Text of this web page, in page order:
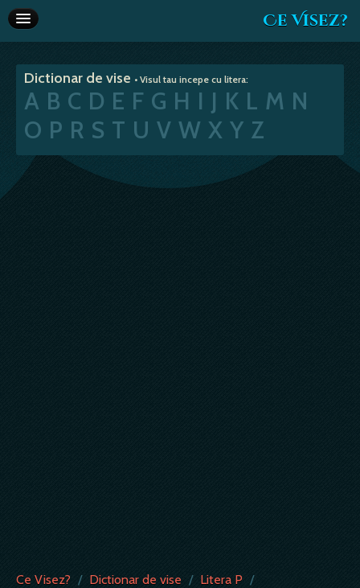
Ce Visez?
Interpretare vise
Articole
Va recomandam
Dictionar de vise • Visul tau incepe cu litera:
A B C D E F G H I J K L M N
O P R S T U V W X Y Z
Ce Visez? / Dictionar de vise / Litera P /